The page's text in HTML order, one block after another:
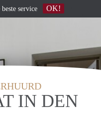
IN DEN
service OK!